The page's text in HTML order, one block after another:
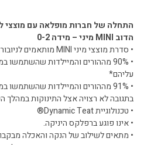
הדוב MINI מיני – מידה 0-2
• סדרת מוצצי מיני MINI מותאמים לניובורן 0-2
עליהם*
בתגובה לא רצויה אצל התינוקות במהלך
• טכנולוגיית Dynamic Teat®
• אינו פוגע ברפלקס היניקה.
• מתאים לשילוב של הנקה והאכלה